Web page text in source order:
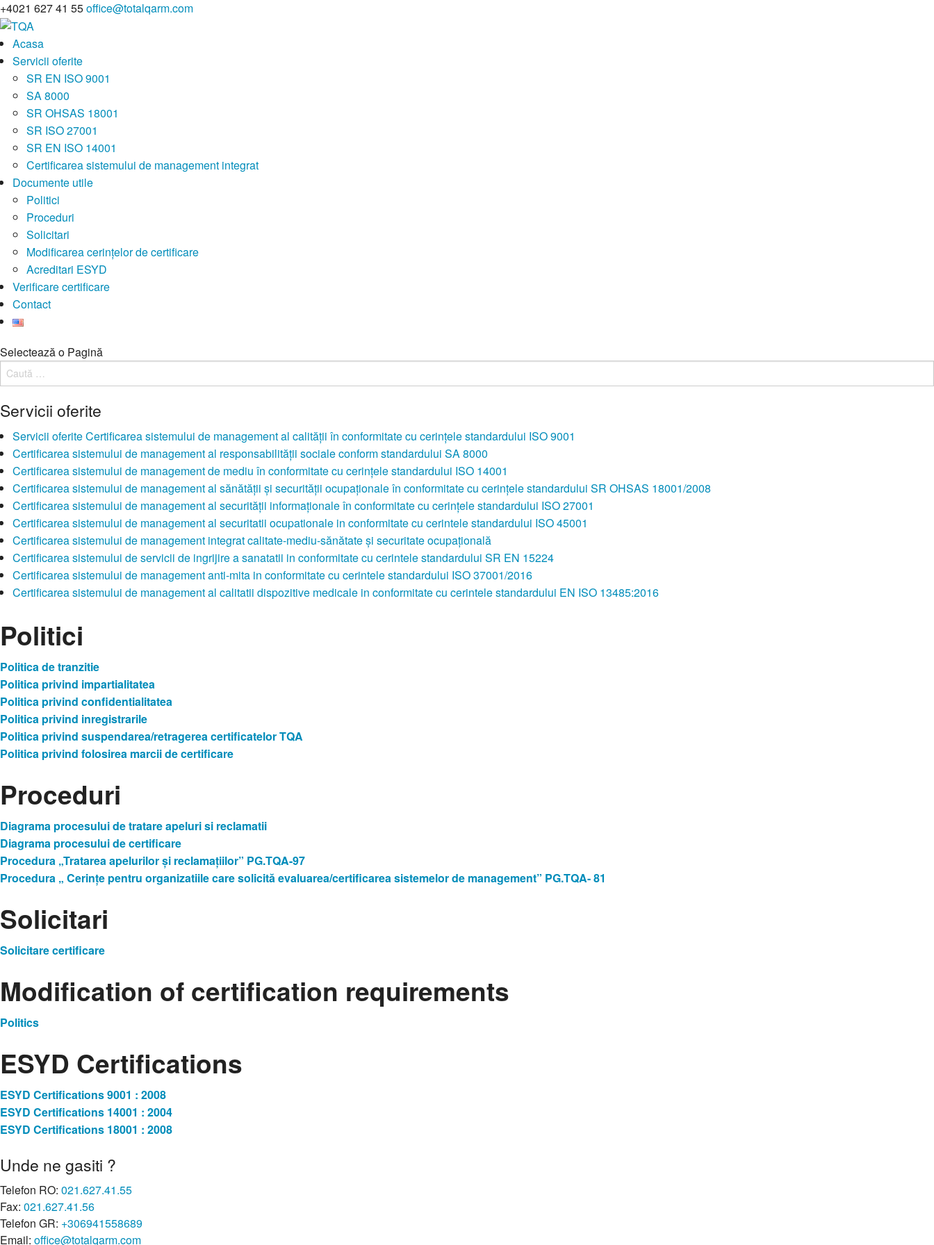
+4021 627 41 55office@totalqarm.com
Acasa
Servicii oferite
SR EN ISO 9001
SA 8000
SR OHSAS 18001
SR ISO 27001
SR EN ISO 14001
Certificarea sistemului de management integrat
Documente utile
Politici
Proceduri
Solicitari
Modificarea cerințelor de certificare
Acreditari ESYD
Verificare certificare
Contact
Selectează o Pagină
Servicii oferite
Servicii oferite Certificarea sistemului de management al calităţii în conformitate cu cerinţele standardului ISO 9001
Certificarea sistemului de management al responsabilităţii sociale conform standardului SA 8000
Certificarea sistemului de management de mediu în conformitate cu cerinţele standardului ISO 14001
Certificarea sistemului de management al sănătăţii şi securităţii ocupaţionale în conformitate cu cerinţele standardului SR OHSAS 18001/2008
Certificarea sistemului de management al securităţii informaţionale în conformitate cu cerinţele standardului ISO 27001
Certificarea sistemului de management al securitatii ocupationale in conformitate cu cerintele standardului ISO 45001
Certificarea sistemului de management integrat calitate-mediu-sănătate şi securitate ocupaţională
Certificarea sistemului de servicii de ingrijire a sanatatii in conformitate cu cerintele standardului SR EN 15224
Certificarea sistemului de management anti-mita in conformitate cu cerintele standardului ISO 37001/2016
Certificarea sistemului de management al calitatii dispozitive medicale in conformitate cu cerintele standardului EN ISO 13485:2016
Politici
Politica de tranzitie
Politica privind impartialitatea
Politica privind confidentialitatea
Politica privind inregistrarile
Politica privind suspendarea/retragerea certificatelor TQA
Politica privind folosirea marcii de certificare
Proceduri
Diagrama procesului de tratare apeluri si reclamatii
Diagrama procesului de certificare
Procedura „Tratarea apelurilor şi reclamaţiilor” PG.TQA-97
Procedura „ Cerinţe pentru organizatiile care solicită evaluarea/certificarea sistemelor de management” PG.TQA- 81
Solicitari
Solicitare certificare
Modification of certification requirements
Politics
ESYD Certifications
ESYD Certifications 9001 : 2008
ESYD Certifications 14001 : 2004
ESYD Certifications 18001 : 2008
Unde ne gasiti ?
Telefon RO: 021.627.41.55
Fax: 021.627.41.56
Telefon GR: +306941558689
Email: office@totalqarm.com